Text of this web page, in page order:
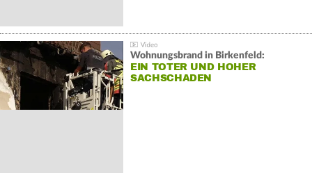
Wohnungsbrand in Birkenfeld:
EIN TOTER UND HOHER
SACHSCHADEN